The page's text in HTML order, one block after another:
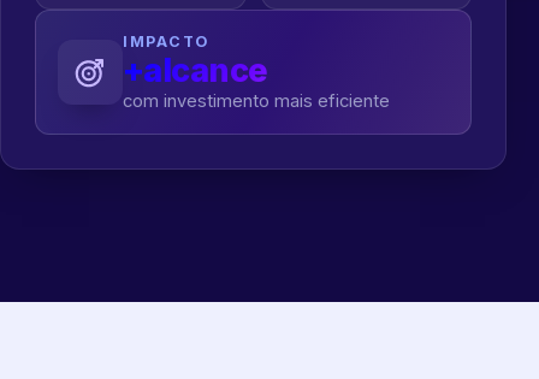
IMPACTO
+alcance
com investimento mais eficiente